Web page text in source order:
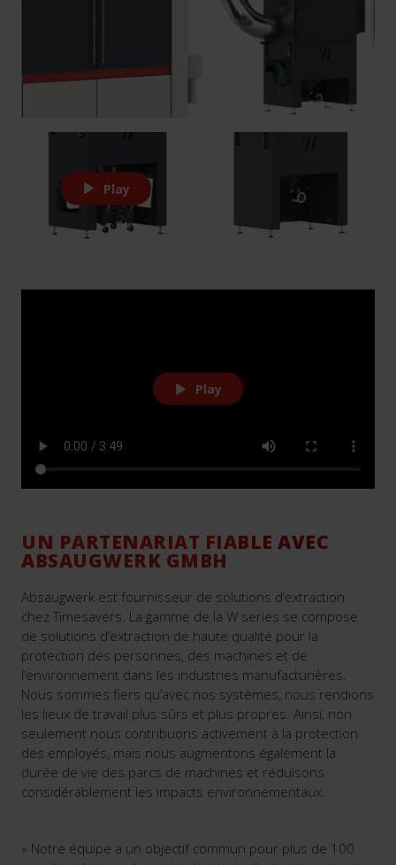
Play
Play
UN PARTENARIAT FIABLE AVEC
ABSAUGWERK GMBH
Absaugwerk est fournisseur de solutions d’extraction
chez Timesavers. La gamme de la W series se compose
de solutions d’extraction de haute qualité pour la
protection des personnes, des machines et de
l’environnement dans les industries manufacturières.
Nous sommes fiers qu’avec nos systèmes, nous rendions
les lieux de travail plus sûrs et plus propres. Ainsi, non
seulement nous contribuons activement à la protection
des employés, mais nous augmentons également la
durée de vie des parcs de machines et réduisons
considérablement les impacts environnementaux.
« Notre équipe a un objectif commun pour plus de 100